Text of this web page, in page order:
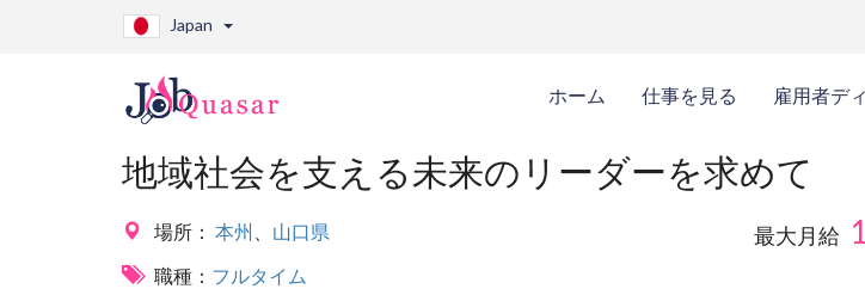
Japan
ホーム 仕事を見る 雇用者デ
地域社会を支える未来のリーダーを求めて
場所： 本州
山口県
職種： フルタイム
最大月給